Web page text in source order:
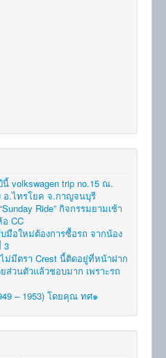
volkswagen trip no.15 ณ.
อ.ไทรโยค จ.กาญจนบุรี
Ride” กิจกรรมยามเช้า
CC
มือใหม่ต้องการซื้อรถ จากน้อง
3
ม่มีตรา Crest นี้ติดอยู่ที่หน้าฝาก
ส่วนตัวแล้วชอบมาก เพราะรถ
– 1953) โดยคุณ ทศ๑